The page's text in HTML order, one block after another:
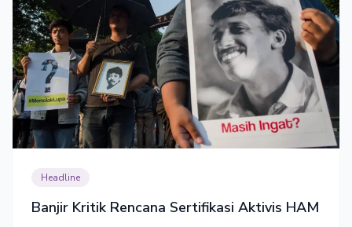
Headline
Banjir Kritik Rencana Sertifikasi Aktivis HAM